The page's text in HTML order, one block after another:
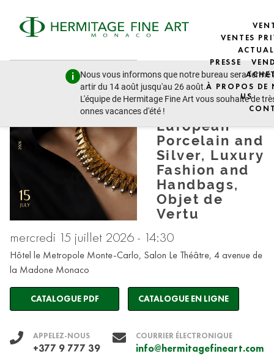
VENTES
PRESSE
À PROPOS DE
US
Nous vous informons que notre bureau sera fermé
artir du 14 août jusqu'au 26 août.
L'équipe de Hermitage Fine Art vous souhaite de
onnes vacances d'été !
DESIGN &
JEWELLERY:
Jewellery,
Russian and
European
Porcelain and
Silver, Luxury
Fashion and
Handbags,
Objet de
Vertu
mercredi 15 juillet 2026 - 14:30
Hôtel le Metropole Monte-Carlo, Salon Le Théâtre, 4 avenue de
la Madone Monaco
CATALOGUE PDF CATALOGUE EN LIGNE
APPELEZ-NOUS
+377 9 777 39
COURRIER ÉLECTRONIQUE
info@hermitagefineart.com